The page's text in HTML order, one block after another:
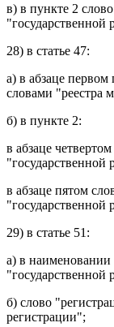
в) в пункте 2
"государственной
28) в статье 47:
а) в абзаце первом
словами "реестра
б) в пункте 2:
в абзаце четвертом
"государственной
в абзаце пятом
"государственной
29) в статье 51 :
а) в наименовании
"государственной
б) слово
регистрации";